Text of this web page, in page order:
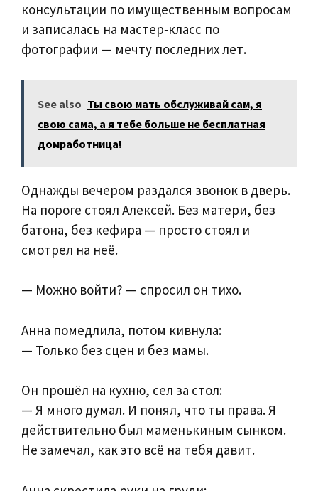
консультации по имущественным вопросам
и записалась на мастер‑класс по
фотографии — мечту последних лет.
See also Ты свою мать обслуживай сам, я
свою сама, а я тебе больше не бесплатная
домработница!
Однажды вечером раздался звонок в дверь.
На пороге стоял Алексей. Без матери, без
батона, без кефира — просто стоял и
смотрел на неё.
— Можно войти? — спросил он тихо.
Анна помедлила, потом кивнула:
— Только без сцен и без мамы.
Он прошёл на кухню, сел за стол:
— Я много думал. И понял, что ты права. Я
действительно был маменькиным сынком.
Не замечал, как это всё на тебя давит.